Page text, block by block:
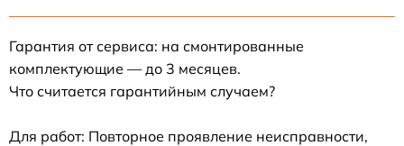
Гарантия от сервиса: на смонтированные
комплектующие — до 3 месяцев.
Что считается гарантийным случаем?
Для работ: Повторное проявление неисправности,